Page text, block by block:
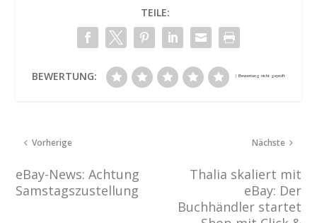
TEILE:
BEWERTUNG:
Vorherige
eBay-News: Achtung
Samstagszustellung
Nächste
Thalia skaliert mit
eBay: Der
Buchhändler startet